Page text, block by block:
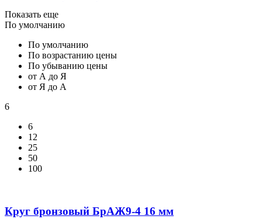
Показать еще
По умолчанию
По умолчанию
По возрастанию цены
По убыванию цены
от А до Я
от Я до А
6
6
12
25
50
100
Круг бронзовый БрАЖ9-4 16 мм